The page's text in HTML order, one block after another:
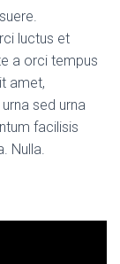
luctus et
a orci tempus
amet,
sed urna
facilisis
Nulla.